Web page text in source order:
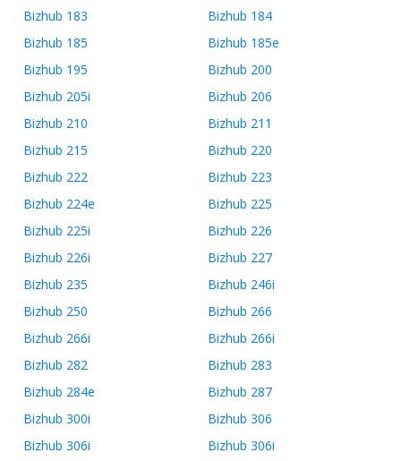
Bizhub 183
Bizhub 184
Bizhub 185
Bizhub 185e
Bizhub 195
Bizhub 200
Bizhub 205i
Bizhub 206
Bizhub 210
Bizhub 211
Bizhub 215
Bizhub 220
Bizhub 222
Bizhub 223
Bizhub 224e
Bizhub 225
Bizhub 225i
Bizhub 226
Bizhub 226i
Bizhub 227
Bizhub 235
Bizhub 246i
Bizhub 250
Bizhub 266
Bizhub 266i
Bizhub 266i
Bizhub 282
Bizhub 283
Bizhub 284e
Bizhub 287
Bizhub 300i
Bizhub 306
Bizhub 306i
Bizhub 306i